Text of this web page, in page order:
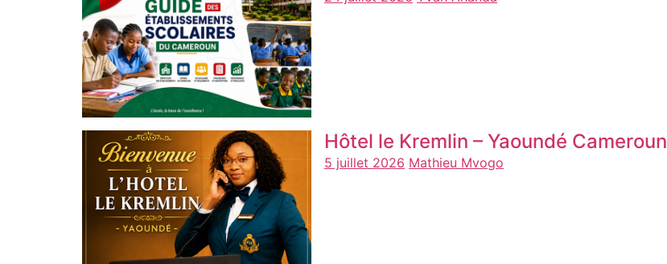
Hôtel le Kremlin – Yaoundé Cameroun
5 juillet 2026 Mathieu Mvogo